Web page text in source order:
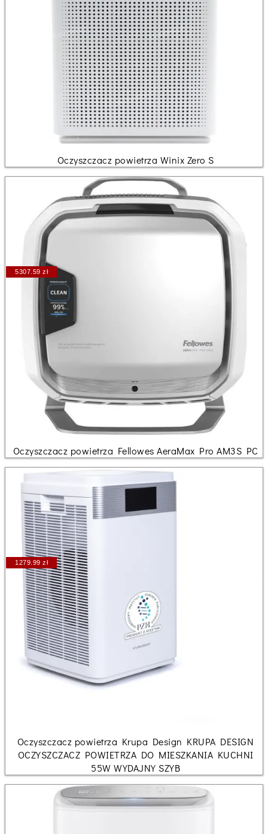
Oczyszczacz powietrza Winix Zero S
5307.59 zł
Oczyszczacz powietrza Fellowes AeraMax Pro AM3S PC
1279.99 zł
Oczyszczacz powietrza Krupa Design KRUPA DESIGN
OCZYSZCZACZ POWIETRZA DO MIESZKANIA KUCHNI
55W WYDAJNY SZYB